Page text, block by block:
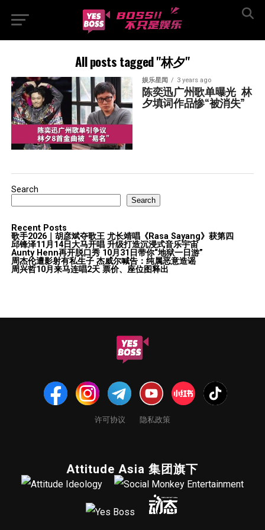
All posts tagged "林夕"
娱乐星闻 3 years ago
陈奕迅广州歌单曝光  林
夕填词作品惨“被消失”
Search
Search
Recent Posts
歌手2026｜胡彦斌夺歌王 尤长靖唱《Rasa Sayang》获第四
邱锋泽11月14日大马开唱 升级打造沉浸式音乐宇宙
Aunty Henn再开脱口秀 10月31日带你“地狱一日游”
周杰伦遭影射有私生子 杰威尔喊告：纯属恶意造谣
周兴哲10月来马连唱2天 票价、座位图释出
许可协议 隐私政策
Attitude Asia 集团旗下